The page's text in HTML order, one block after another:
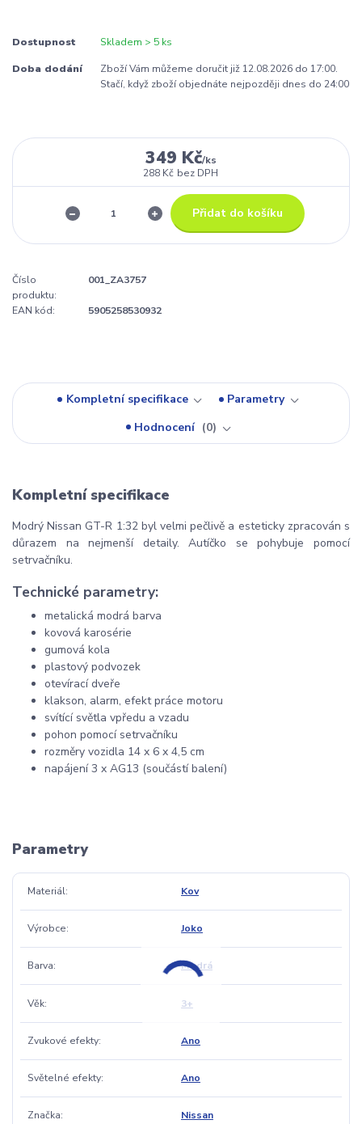
Dostupnost Skladem > 5 ks
Doba dodání
Zboží Vám můžeme doručit již 12.08.2026 do 17:00.
Stačí, když zboží objednáte nejpozději dnes do 24:00
349 Kč/ks
288 Kč bez DPH
Přidat do košíku
Číslo
produktu:
001_ZA3757
EAN kód: 5905258530932
Kompletní specifikace
Parametry
Hodnocení
0
Kompletní specifikace
Modrý Nissan GT-R 1:32 byl velmi pečlivě a esteticky zpracován s
důrazem na nejmenší detaily. Autíčko se pohybuje pomocí
setrvačníku.
Technické parametry:
metalická modrá barva
kovová karosérie
gumová kola
plastový podvozek
otevírací dveře
klakson, alarm, efekt práce motoru
svítící světla vpředu a vzadu
pohon pomocí setrvačníku
rozměry vozidla 14 x 6 x 4,5 cm
napájení 3 x AG13 (součástí balení)
Parametry
Materiál Kov
Výrobce Joko
Barva Modrá
Věk 3+
Zvukové efekty Ano
Světelné efekty Ano
Značka Nissan